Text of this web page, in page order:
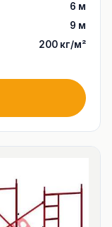
6 м
9 м
200 кг/м²